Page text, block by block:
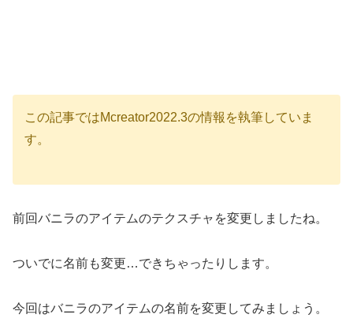
この記事ではMcreator2022.3の情報を執筆していま
す。
前回バニラのアイテムのテクスチャを変更しましたね。
ついでに名前も変更…できちゃったりします。
今回はバニラのアイテムの名前を変更してみましょう。